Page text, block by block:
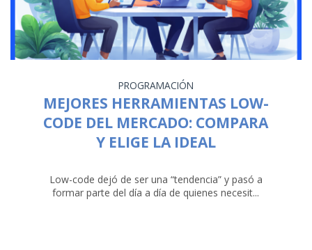
PROGRAMACIÓN
MEJORES HERRAMIENTAS LOW-
CODE DEL MERCADO: COMPARA
Y ELIGE LA IDEAL
Low-code dejó de ser una “tendencia” y pasó a
formar parte del día a día de quienes necesit...